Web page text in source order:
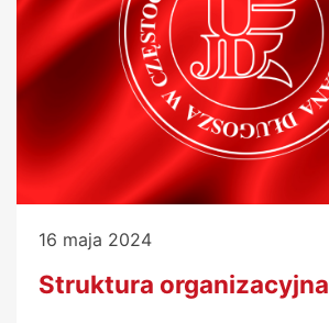
16 maja 2024
Struktura organizacyjna